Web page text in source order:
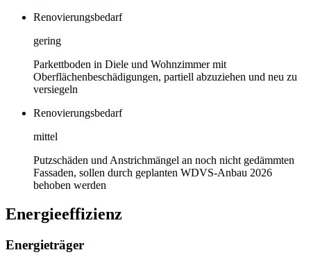
Renovierungsbedarf
gering
Parkettboden in Diele und Wohnzimmer mit
Oberflächenbeschädigungen, partiell abzuziehen und neu zu
versiegeln
Renovierungsbedarf
mittel
Putzschäden und Anstrichmängel an noch nicht gedämmten
Fassaden, sollen durch geplanten WDVS-Anbau 2026
behoben werden
Energieeffizienz
Energieträger